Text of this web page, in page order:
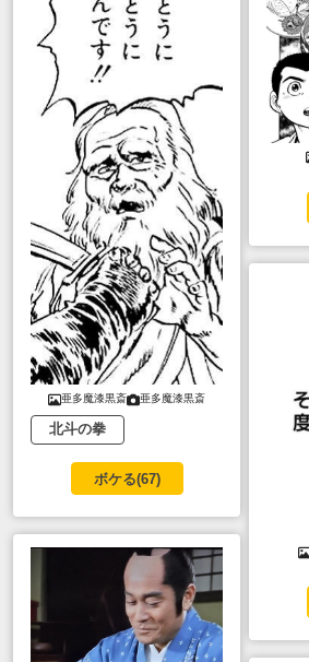
亜多魔漆黒斎 亜多魔漆黒斎
北斗の拳
ボケる(67)